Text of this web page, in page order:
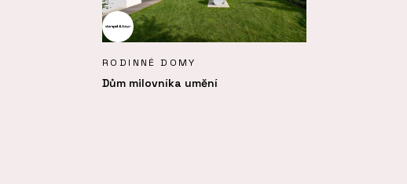
RODINNÉ DOMY
Dům milovníka umění